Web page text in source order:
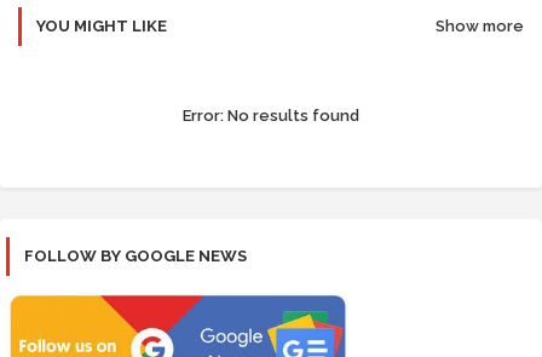
YOU MIGHT LIKE Show more
Error: No results found
FOLLOW BY GOOGLE NEWS